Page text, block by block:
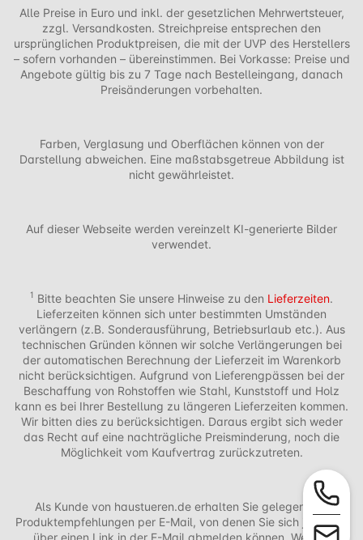
Alle Preise in Euro und inkl. der gesetzlichen Mehrwertsteuer,
zzgl. Versandkosten. Streichpreise entsprechen den
ursprünglichen Produktpreisen, die mit der UVP des Herstellers
– sofern vorhanden – übereinstimmen. Bei Vorkasse: Preise und
Angebote gültig bis zu 7 Tage nach Bestelleingang, danach
Preisänderungen vorbehalten.
Farben, Verglasung und Oberflächen können von der
Darstellung abweichen. Eine maßstabsgetreue Abbildung ist
nicht gewährleistet.
Auf dieser Webseite werden vereinzelt KI-generierte Bilder
verwendet.
1 Bitte beachten Sie unsere Hinweise zu den Lieferzeiten.
Lieferzeiten können sich unter bestimmten Umständen
verlängern (z.B. Sonderausführung, Betriebsurlaub etc.). Aus
technischen Gründen können wir solche Verlängerungen bei
der automatischen Berechnung der Lieferzeit im Warenkorb
nicht berücksichtigen. Aufgrund von Lieferengpässen bei der
Beschaffung von Rohstoffen wie Stahl, Kunststoff und Holz
kann es bei Ihrer Bestellung zu längeren Lieferzeiten kommen.
Wir bitten dies zu berücksichtigen. Daraus ergibt sich weder
das Recht auf eine nachträgliche Preisminderung, noch die
Möglichkeit vom Kaufvertrag zurückzutreten.
Als Kunde von haustueren.de erhalten Sie gelegentlich
Produktempfehlungen per E-Mail, von denen Sie sich jederzeit
über einen Link in der E-Mail abmelden können. Weitere